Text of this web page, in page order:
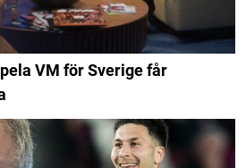
VM för Sverige får